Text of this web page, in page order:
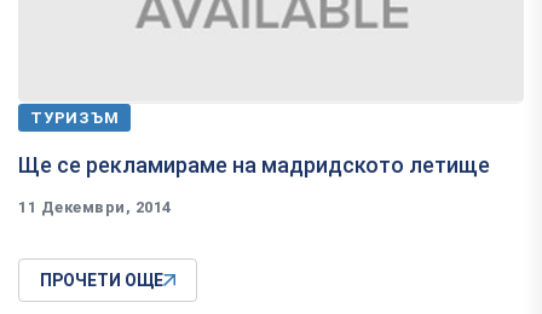
ТУРИЗЪМ
Ще се рекламираме на мадридското летище
11 Декември, 2014
ПРОЧЕТИ ОЩЕ